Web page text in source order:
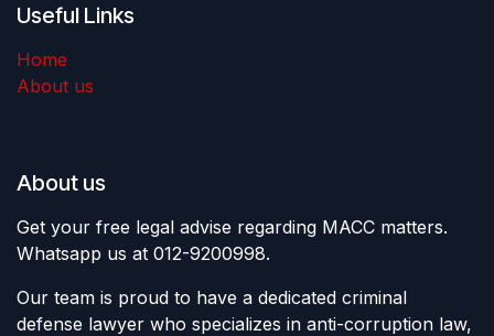
Useful Links
Home
About us
About us
Get your free legal advise regarding MACC matters.
Whatsapp us at 012-9200998.
Our team is proud to have a dedicated criminal
defense lawyer who specializes in anti-corruption law,